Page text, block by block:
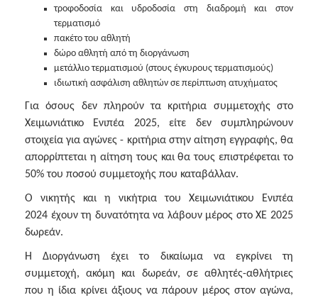
τροφοδοσία και υδροδοσία στη διαδρομή και στον
τερματισμό
πακέτο του αθλητή
δώρο αθλητή από τη διοργάνωση
μετάλλιο τερματισμού (στους έγκυρους τερματισμούς)
ιδιωτική ασφάλιση αθλητών σε περίπτωση ατυχήματος
Για όσους δεν πληρούν τα κριτήρια συμμετοχής στο
Χειμωνιάτικο Ενιπέα 2025, είτε δεν συμπληρώνουν
στοιχεία για αγώνες - κριτήρια στην αίτηση εγγραφής, θα
απορρίπτεται η αίτηση τους και θα τους επιστρέφεται το
50% του ποσού συμμετοχής που καταβάλλαν.
Ο νικητής και η νικήτρια του Χειμωνιάτικου Ενιπέα
2024 έχουν τη δυνατότητα να λάβουν μέρος στο ΧΕ 2025
δωρεάν.
Η Διοργάνωση έχει το δικαίωμα να εγκρίνει τη
συμμετοχή, ακόμη και δωρεάν, σε αθλητές-αθλήτριες
που η ίδια κρίνει άξιους να πάρουν μέρος στον αγώνα,